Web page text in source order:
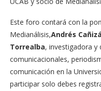
Este foro contará con la
Medianálisis,Andrés
Torrealba, investigadora y
comunicacionales,
comunicación en la
participar solo debes